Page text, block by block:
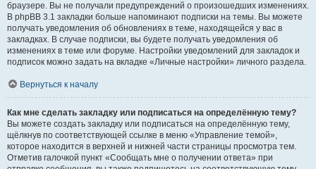
браузере. Вы не получали предупреждений о произошедших изменениях.
В phpBB 3.1 закладки больше напоминают подписки на темы. Вы можете
получать уведомления об обновлениях в теме, находящейся у вас в
закладках. В случае подписки, вы будете получать уведомления об
изменениях в теме или форуме. Настройки уведомлений для закладок и
подписок можно задать на вкладке «Личные настройки» личного раздела.
Вернуться к началу
Как мне сделать закладку или подписаться на определённую тему?
Вы можете создать закладку или подписаться на определённую тему,
щёлкнув по соответствующей ссылке в меню «Управление темой»,
которое находится в верхней и нижней части страницы просмотра тем.
Отметив галочкой пункт «Сообщать мне о получении ответа» при